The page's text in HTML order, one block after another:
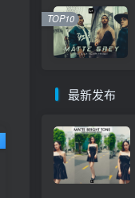
TOP10
最新发布